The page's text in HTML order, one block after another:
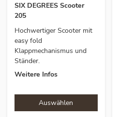
SIX DEGREES Scooter
205
Hochwertiger Scooter mit
easy fold
Klappmechanismus und
Ständer.
Weitere Infos